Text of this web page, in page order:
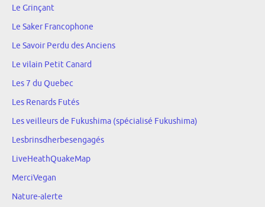
Le Grinçant
Le Saker Francophone
Le Savoir Perdu des Anciens
Le vilain Petit Canard
Les 7 du Quebec
Les Renards Futés
Les veilleurs de Fukushima (spécialisé Fukushima)
Lesbrinsdherbesengagés
LiveHeathQuakeMap
MerciVegan
Nature-alerte